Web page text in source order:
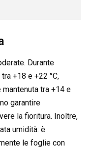
Durante
+18 e +22 °C,
tra +14 e
garantire
la fioritura. Inoltre,
umidità: è
le foglie con